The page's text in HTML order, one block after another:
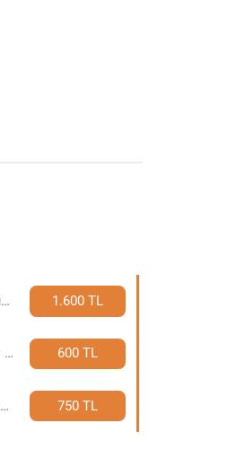
Kahramanmaraş - Antalya Otobüs Bileti 1.600 TL
Kahramanmaraş - Adana Otobüs Bileti 600 TL
Kahramanmaraş - Kayseri Otobüs Bileti 750 TL